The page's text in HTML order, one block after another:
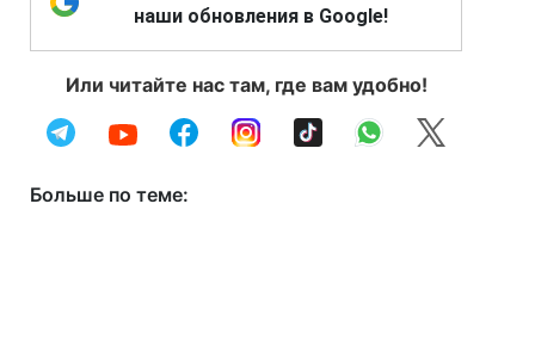
наши обновления в Google!
Или читайте нас там, где вам удобно!
Больше по теме: